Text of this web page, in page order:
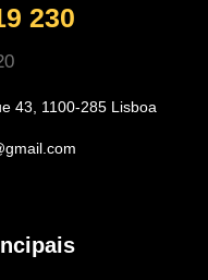
230
43, 1100-285 Lisboa